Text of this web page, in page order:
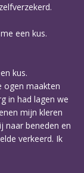
een kus.
kus.
ogen maakten
in had lagen we
mijn kleren
naar beneden en
verkeerd. Ik